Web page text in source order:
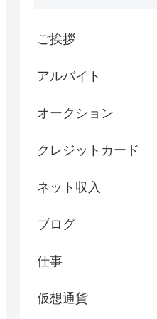
ご挨拶
アルバイト
オークション
クレジットカード
ネット収入
ブログ
仕事
仮想通貨